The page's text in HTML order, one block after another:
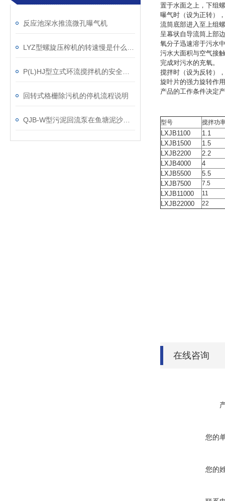
反应池深水推流微孔曝气机
回转式格栅除污机的停机流程说明
置于水面之上，下组
曝气时（设为正转）
流筒底部进入至上组
呈幕状自导流筒上部
氧分子迅速溶于污水
污水大面积与空气接
完成对污水的充氧。
搅拌时（设为反转）
旋叶片的强力旋转作
产品的工作条件决定
型号 搅拌功
LXJB1100
1.1
LXJB1500
1.5
LXJB2200
2.2
LXJB4000
4
LXJB5500
5.5
LXJB7500
7.5
LXJB11000 11
LXJB22000 22
在线咨询
您的
您的